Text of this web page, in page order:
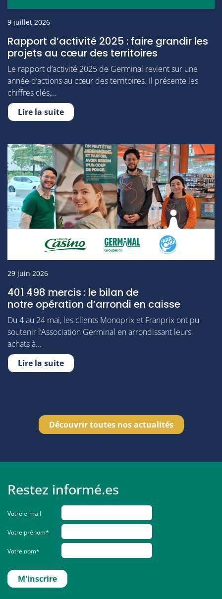
9 juillet 2026
Rapport d’activité 2025 : faire grandir les
projets au cœur des territoires
Le rapport d’activité 2025 de Germinal revient sur une
année d’actions au cœur des territoires. Il présente les
chiffres clés,…
Lire la suite
29 juin 2026
401 498 mercis : le bilan de
notre opération d’arrondi en caisse
Du 4 au 24 mai, les clients Monoprix et Franprix ont pu
soutenir l’Association Germinal en arrondissant leurs
achats à…
Lire la suite
Découvrir toutes nos actualités
Restez informé.es
Votre e-mail
Votre prénom*
Votre nom*